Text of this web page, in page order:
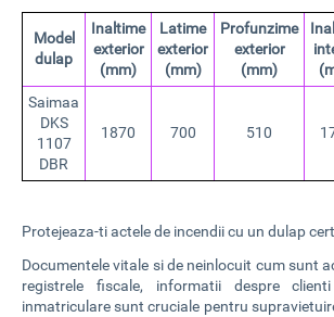
Model
dulap
Inaltime
exterior
(mm)
Latime
exterior
(mm)
Profunzime
exterior
(mm)
Saimaa
DKS
1107
DBR
1870 700 510
Protejeaza-ti actele de incendii cu un dulap
Documentele vitale si de neinlocuit cum sunt
registrele fiscale, informatii despre
inmatriculare sunt cruciale pentru